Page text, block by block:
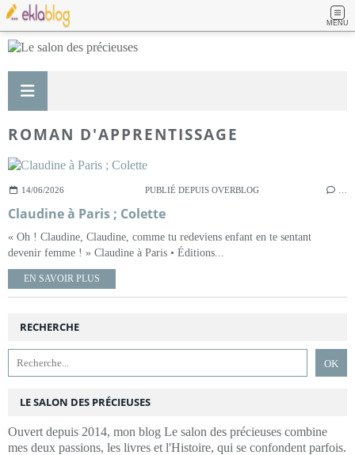
MENU
ROMAN D'APPRENTISSAGE
14/06/2026 PUBLIÉ DEPUIS OVERBLOG
Claudine à Paris ; Colette
« Oh ! Claudine, Claudine, comme tu redeviens enfant en te sentant
devenir femme ! » Claudine à Paris • Éditions...
EN SAVOIR PLUS
RECHERCHE
LE SALON DES PRÉCIEUSES
Ouvert depuis 2014, mon blog Le salon des précieuses combine
mes deux passions, les livres et l'Histoire, qui se confondent parfois.